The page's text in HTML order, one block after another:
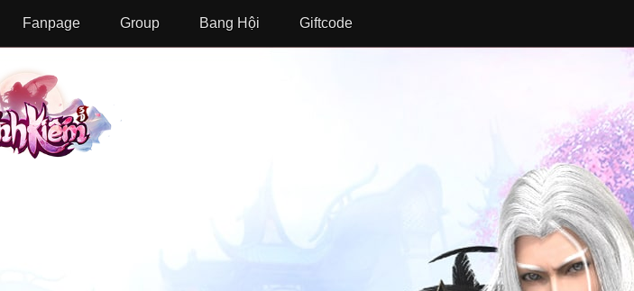
Fanpage Group Bang Hội Giftcode